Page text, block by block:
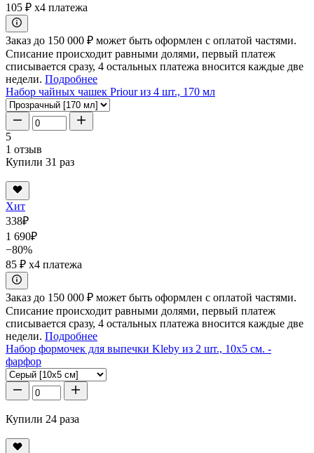
105 ₽ x4 платежа
Заказ до 150 000 ₽ может быть оформлен с оплатой частями.
Списание происходит равными долями, первый платеж
списывается сразу, 4 остальных платежа вносится каждые две
недели. Подробнее
Набор чайных чашек Priour из 4 шт., 170 мл
5
1 отзыв
Купили 31 раз
Хит
338₽
1 690₽
−80%
85 ₽ x4 платежа
Заказ до 150 000 ₽ может быть оформлен с оплатой частями.
Списание происходит равными долями, первый платеж
списывается сразу, 4 остальных платежа вносится каждые две
недели. Подробнее
Набор формочек для выпечки Kleby из 2 шт., 10x5 см. -
фарфор
Купили 24 раза